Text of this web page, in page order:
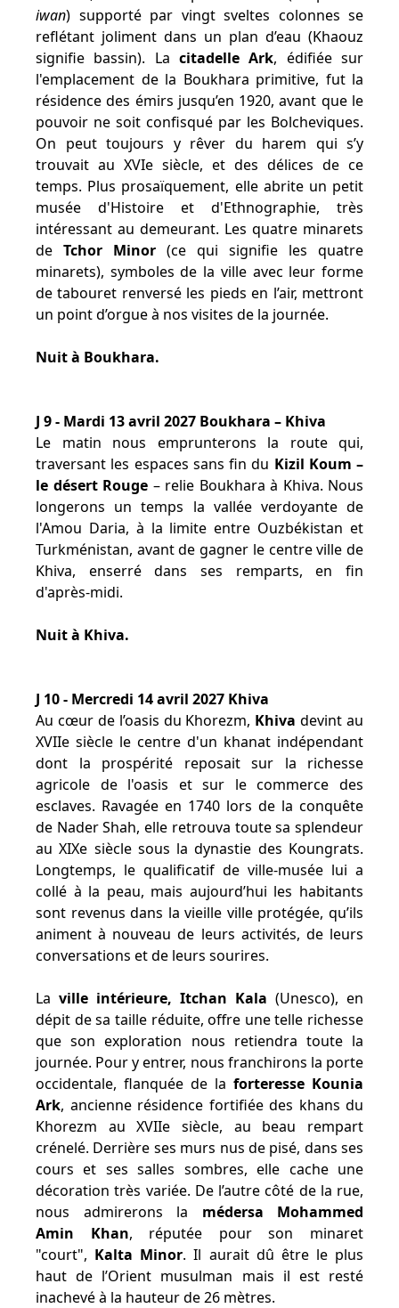
iwan) supporté par vingt sveltes colonnes se
reflétant joliment dans un plan d’eau (Khaouz
signifie bassin). La citadelle Ark, édifiée sur
l'emplacement de la Boukhara primitive, fut la
résidence des émirs jusqu’en 1920, avant que le
pouvoir ne soit confisqué par les Bolcheviques.
On peut toujours y rêver du harem qui s’y
trouvait au XVIe siècle, et des délices de ce
temps. Plus prosaïquement, elle abrite un petit
musée d'Histoire et d'Ethnographie, très
intéressant au demeurant. Les quatre minarets
de Tchor Minor (ce qui signifie les quatre
minarets), symboles de la ville avec leur forme
de tabouret renversé les pieds en l’air, mettront
un point d’orgue à nos visites de la journée.
Nuit à Boukhara.
J 9 - Mardi 13 avril 2027 Boukhara – Khiva
Le matin nous emprunterons la route qui,
traversant les espaces sans fin du Kizil Koum –
le désert Rouge – relie Boukhara à Khiva. Nous
longerons un temps la vallée verdoyante de
l'Amou Daria, à la limite entre Ouzbékistan et
Turkménistan, avant de gagner le centre ville de
Khiva, enserré dans ses remparts, en fin
d'après-midi.
Nuit à Khiva.
J 10 - Mercredi 14 avril 2027 Khiva
Au cœur de l’oasis du Khorezm, Khiva devint au
XVIIe siècle le centre d'un khanat indépendant
dont la prospérité reposait sur la richesse
agricole de l'oasis et sur le commerce des
esclaves. Ravagée en 1740 lors de la conquête
de Nader Shah, elle retrouva toute sa splendeur
au XIXe siècle sous la dynastie des Koungrats.
Longtemps, le qualificatif de ville-musée lui a
collé à la peau, mais aujourd’hui les habitants
sont revenus dans la vieille ville protégée, qu’ils
animent à nouveau de leurs activités, de leurs
conversations et de leurs sourires.
La ville intérieure, Itchan Kala (Unesco), en
dépit de sa taille réduite, offre une telle richesse
que son exploration nous retiendra toute la
journée. Pour y entrer, nous franchirons la porte
occidentale, flanquée de la forteresse Kounia
Ark, ancienne résidence fortifiée des khans du
Khorezm au XVIIe siècle, au beau rempart
crénelé. Derrière ses murs nus de pisé, dans ses
cours et ses salles sombres, elle cache une
décoration très variée. De l’autre côté de la rue,
nous admirerons la médersa Mohammed
Amin Khan, réputée pour son minaret
"court", Kalta Minor. Il aurait dû être le plus
haut de l’Orient musulman mais il est resté
inachevé à la hauteur de 26 mètres.